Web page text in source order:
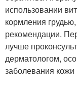
использовании
кормления
рекомендации.
лучше
дерматологом,
заболевания кожи